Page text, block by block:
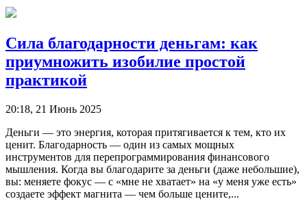
Сила благодарности деньгам: как
приумножить изобилие простой
практикой
20:18, 21 Июнь 2025
Деньги — это энергия, которая притягивается к тем, кто их
ценит. Благодарность — один из самых мощных
инструментов для перепрограммирования финансового
мышления. Когда вы благодарите за деньги (даже небольшие),
вы: меняете фокус — с «мне не хватает» на «у меня уже есть»
создаете эффект магнита — чем больше цените,...